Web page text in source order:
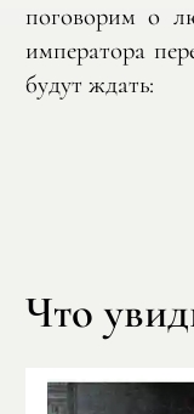
поговорим о
императора
будут ждать:
Что